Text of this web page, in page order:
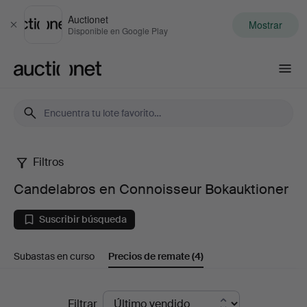
Cerrar
Auctionet
Disponible en Google Play Mostrar
Candelabros
en
Connoisseur
Bokauktioner
Filtros
Candelabros en Connoisseur Bokauktioner
Suscribir búsqueda
Subastas en curso Precios de remate(4)
Filtrar